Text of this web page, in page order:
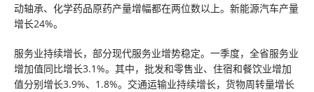
动轴承、化学药品原药产量增幅都在两位数以上。新能源汽车产量
增长24%。
服务业持续增长，部分现代服务业增势稳定。一季度，全省服务业
增加值同比增长3.1%。其中，批发和零售业、住宿和餐饮业增加
值分别增长3.9%、1.8%。交通运输业持续增长，货物周转量增长